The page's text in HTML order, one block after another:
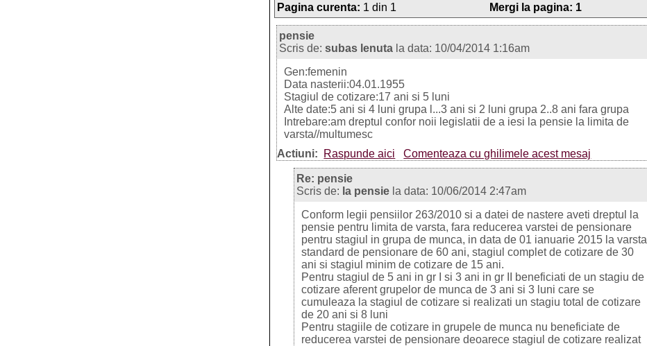
Pagina curenta: 1 din 1 Mergi la pagina: 1
pensie
Scris de:subas lenuta la data: 10/04/2014 1:16am
Gen:femenin
Data nasterii:04.01.1955
Stagiul de cotizare:17 ani si 5 luni
Alte date:5 ani si 4 luni grupa l...3 ani si 2 luni grupa 2..8 ani fara grupa
Intrebare:am dreptul confor noii legislatii de a iesi la pensie la limita de
varsta//multumesc
Actiuni:
Raspunde aici Comenteaza cu ghilimele acest mesaj
Re: pensie
Scris de: la pensie la data: 10/06/2014 2:47am
Conform legii pensiilor 263/2010 si a datei de nastere aveti dreptul la
pensie pentru limita de varsta, fara reducerea varstei de pensionare
pentru stagiul in grupa de munca, in data de 01 ianuarie 2015 la varsta
standard de pensionare de 60 ani, stagiul complet de cotizare de 30
ani si stagiul minim de cotizare de 15 ani.
Pentru stagiul de 5 ani in gr I si 3 ani in gr II beneficiati de un stagiu de
cotizare aferent grupelor de munca de 3 ani si 3 luni care se
cumuleaza la stagiul de cotizare si realizati un stagiu total de cotizare
de 20 ani si 8 luni
Pentru stagiile de cotizare in grupele de munca nu beneficiate de
reducerea varstei de pensionare deoarece stagiul de cotizare realizat